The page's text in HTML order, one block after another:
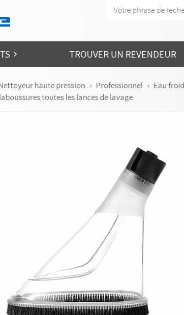
TROUVER UN REVENDEUR
haute pression Professionnel Eau
toutes les lances de lavage